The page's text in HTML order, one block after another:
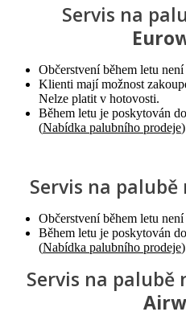
Servis na
Občerstvení během letu
Klienti mají možnost
Nelze platit v hotovosti.
Během letu je poskytován
(Nabídka palubního prodeje
Servis na palubě
Občerstvení během letu
Během letu je poskytován
(Nabídka palubního prodeje
Servis na palubě